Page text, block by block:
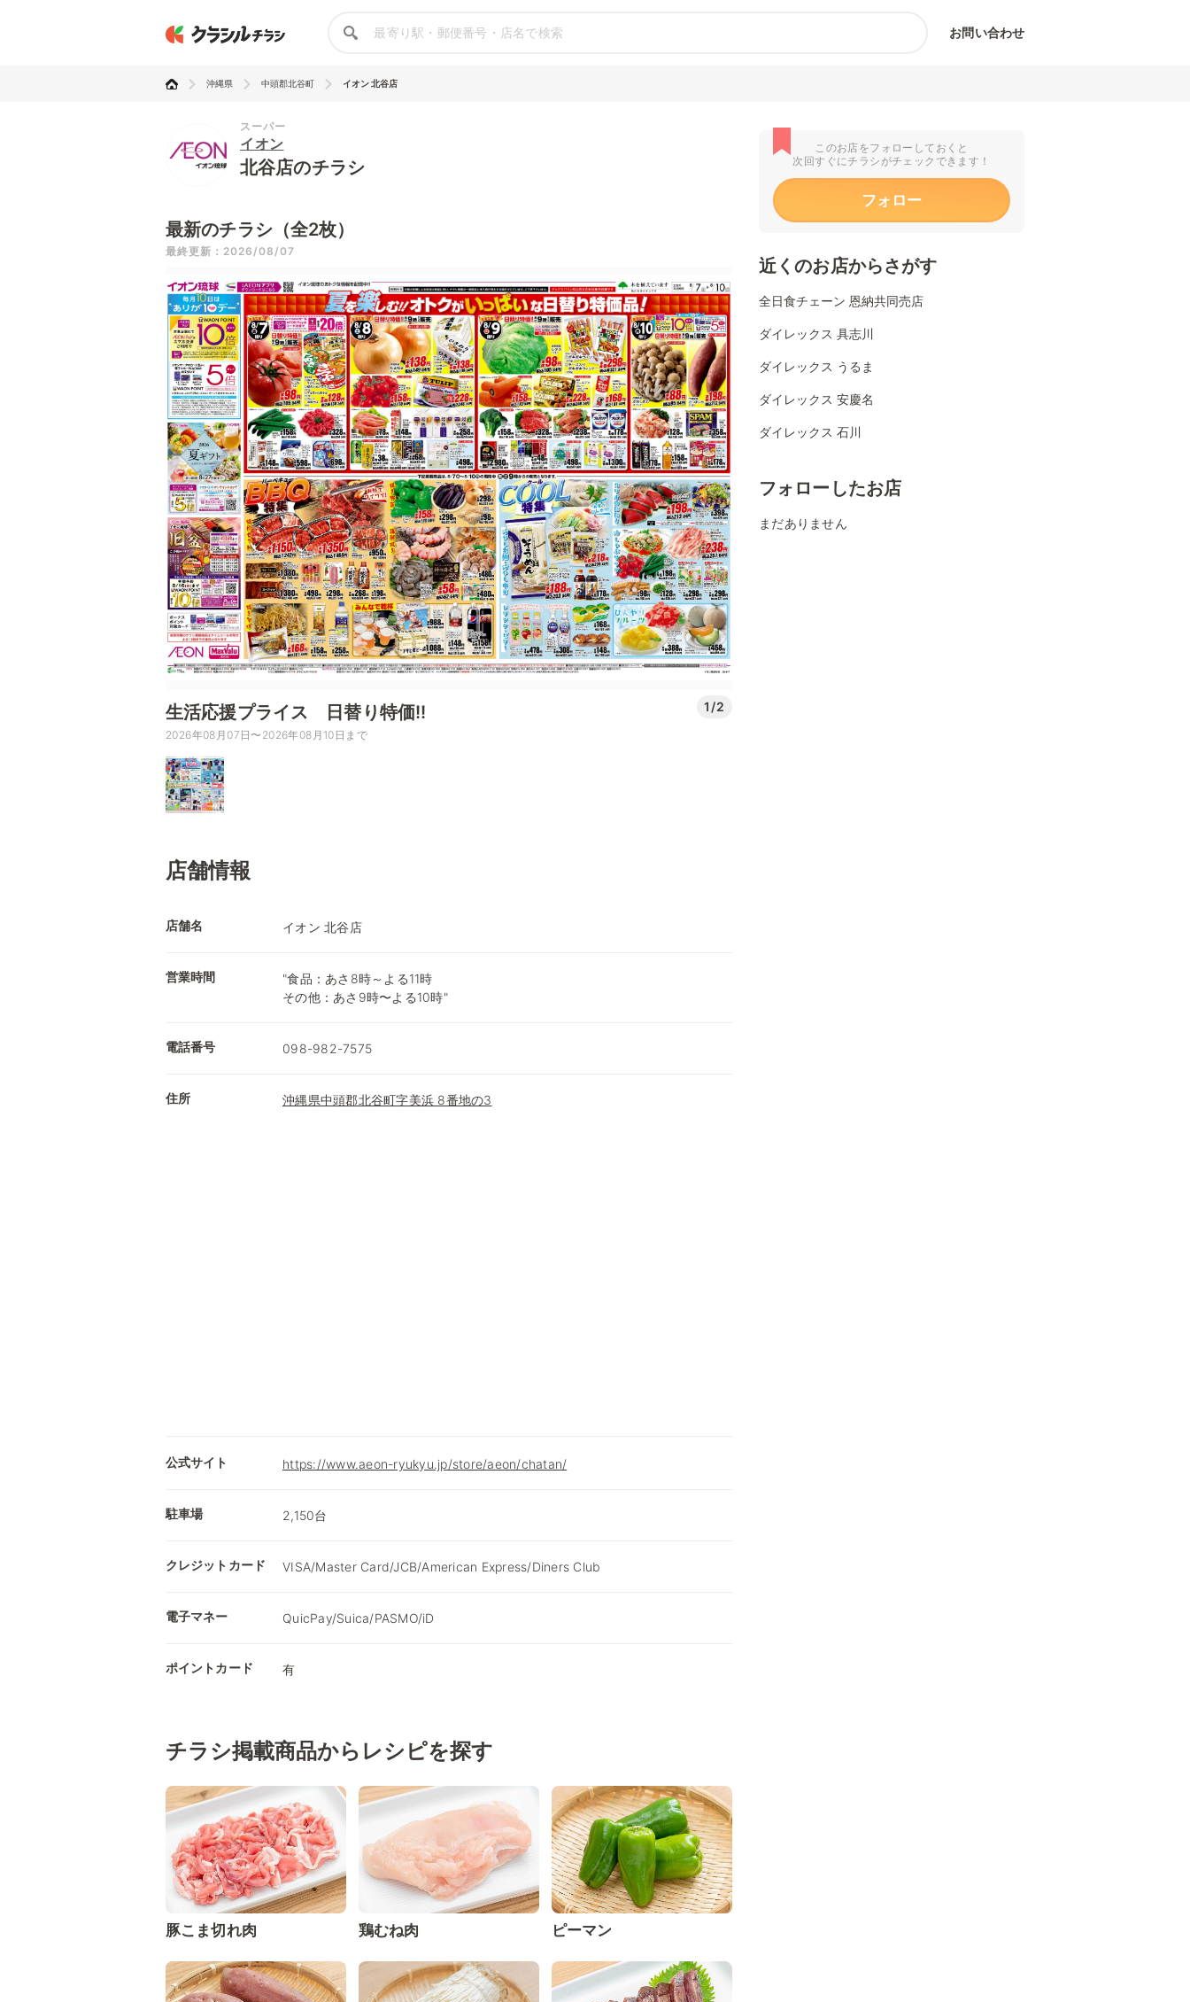
お問い合わせ
沖縄県 中頭郡北谷町 イオン 北谷店
スーパー
イオン
北谷店のチラシ
最新のチラシ（全2枚）
最終更新：2026/08/07
生活応援プライス 日替り特価!! 1/2
2026年08月07日〜2026年08月10日まで
店舗情報
店舗名 イオン 北谷店
営業時間
"食品：あさ8時～よる11時
その他：あさ9時〜よる10時"
電話番号 098-982-7575
住所 沖縄県中頭郡北谷町字美浜 8番地の3
公式サイト https://www.aeon-ryukyu.jp/store/aeon/chatan/
駐車場 2,150台
クレジットカード VISA/Master Card/JCB/American Express/Diners Club
電子マネー QuicPay/Suica/PASMO/iD
ポイントカード 有
チラシ掲載商品からレシピを探す
豚こま切れ肉 鶏むね肉 ピーマン
このお店をフォローしておくと
次回すぐにチラシがチェックできます！
フォロー
近くのお店からさがす
全日食チェーン 恩納共同売店
ダイレックス 具志川
ダイレックス うるま
ダイレックス 安慶名
ダイレックス 石川
フォローしたお店
まだありません